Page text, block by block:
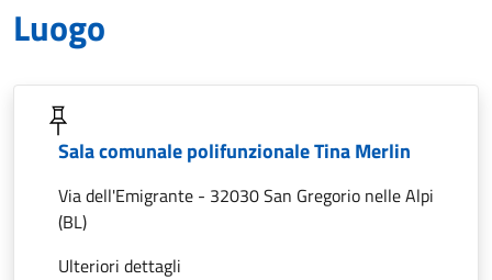
Luogo
Sala comunale polifunzionale Tina Merlin
Via dell'Emigrante - 32030 San Gregorio nelle Alpi
(BL)
Ulteriori dettagli